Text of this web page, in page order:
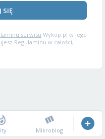
SIĘ
serwisu Wykop.pl w jego
Regulaminu w całości,
Mikroblog